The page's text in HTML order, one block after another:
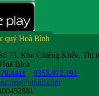
quý Hoà Bình
73, Khu Chiềng Khến, Thị
Bình
– 0353.972.191